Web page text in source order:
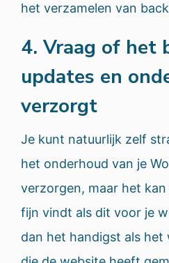
het verzamelen van
4. Vraag of het
updates en
verzorgt
Je kunt natuurlijk zelf
het onderhoud van je
verzorgen, maar het
fijn vindt als dit voor je
dan het handigst als het